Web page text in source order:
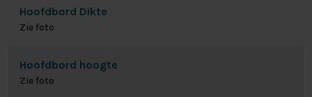
Hoofdbord Dikte
Zie foto
Hoofdbord hoogte
Zie foto